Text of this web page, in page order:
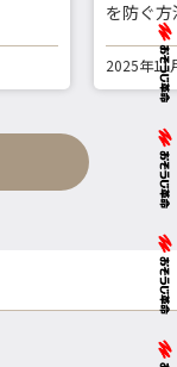
を防ぐ方
2025年11